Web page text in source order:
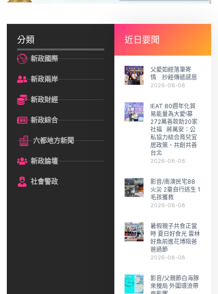
分類
新政國際
新政兩岸
新政財經
新政綜合
六都地方新聞
新政論壇
社會警政
近日要聞
父愛如經落筆寄
情 抄經傳遞感恩
2026-08-08
IEAT 80週年化貿
易能量為大愛!募
272萬善款助20家
社福 蔣萬安：公
私協力結合育兒宜
居政策、共創共善
台北
2026-08-08
影音/南澳民宅88
火災 2童自行逃生 1
毛孩獲救
2026-08-08
暑假親子共食正當
時 夏日好食光 雲林
好魚前進花博陪爸
爸過節
2026-08-08
影音/父親節白海豚
來攪局 外圍環流帶